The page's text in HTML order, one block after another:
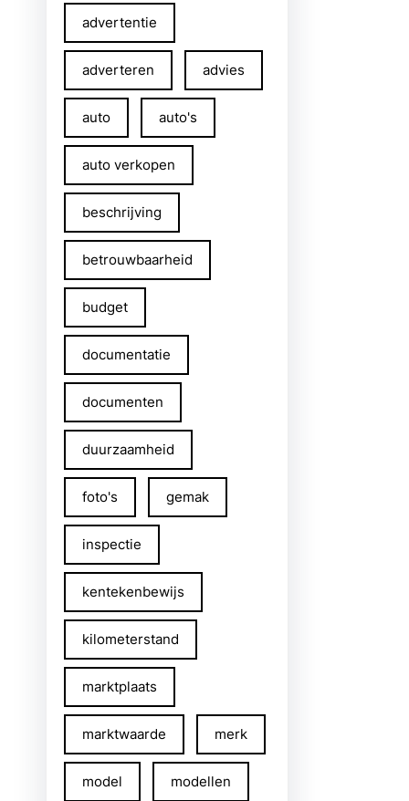
advertentie
adverteren advies
auto auto's
auto verkopen
beschrijving
betrouwbaarheid
budget
documentatie
documenten
duurzaamheid
foto's gemak
inspectie
kentekenbewijs
kilometerstand
marktplaats
marktwaarde merk
model modellen